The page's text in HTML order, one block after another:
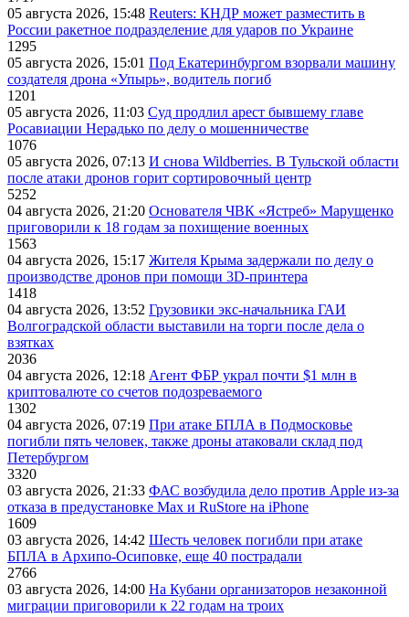
05 августа 2026, 15:48 Reuters: КНДР может разместить в
России ракетное подразделение для ударов по Украине
1295
05 августа 2026, 15:01 Под Екатеринбургом взорвали машину
создателя дрона «Упырь», водитель погиб
1201
05 августа 2026, 11:03 Суд продлил арест бывшему главе
Росавиации Нерадько по делу о мошенничестве
1076
05 августа 2026, 07:13 И снова Wildberries. В Тульской области
после атаки дронов горит сортировочный центр
5252
04 августа 2026, 21:20 Основателя ЧВК «Ястреб» Марущенко
приговорили к 18 годам за похищение военных
1563
04 августа 2026, 15:17 Жителя Крыма задержали по делу о
производстве дронов при помощи 3D‑принтера
1418
04 августа 2026, 13:52 Грузовики экс-начальника ГАИ
Волгоградской области выставили на торги после дела о
взятках
2036
04 августа 2026, 12:18 Агент ФБР украл почти $1 млн в
криптовалюте со счетов подозреваемого
1302
04 августа 2026, 07:19 При атаке БПЛА в Подмосковье
погибли пять человек, также дроны атаковали склад под
Петербургом
3320
03 августа 2026, 21:33 ФАС возбудила дело против Apple из-за
отказа в предустановке Max и RuStore на iPhone
1609
03 августа 2026, 14:42 Шесть человек погибли при атаке
БПЛА в Архипо-Осиповке, еще 40 пострадали
2766
03 августа 2026, 14:00 На Кубани организаторов незаконной
миграции приговорили к 22 годам на троих